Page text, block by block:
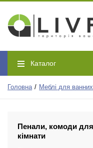
Каталог
Головна Меблі для
Пенали, комоди для
кімнати